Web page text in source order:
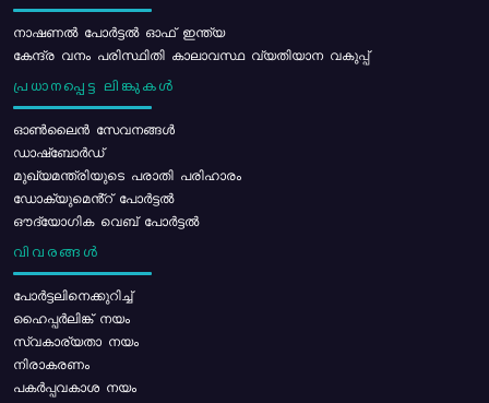
നാഷണൽ പോർട്ടൽ ഓഫ് ഇന്ത്യ
കേന്ദ്ര വനം പരിസ്ഥിതി കാലാവസ്ഥ വ്യതിയാന വകുപ്പ്
പ്രധാനപ്പെട്ട ലിങ്കുകൾ
ഓൺലൈൻ സേവനങ്ങൾ
ഡാഷ്ബോർഡ്
മുഖ്യമന്ത്രിയുടെ പരാതി പരിഹാരം
ഡോക്യുമെൻ്റ് പോർട്ടൽ
ഔദ്യോഗിക വെബ് പോർട്ടൽ
വിവരങ്ങൾ
പോര്‍ട്ടലിനെക്കുറിച്ച്
ഹൈപ്പർലിങ്ക് നയം
സ്വകാര്യതാ നയം
നിരാകരണം
പകർപ്പവകാശ നയം